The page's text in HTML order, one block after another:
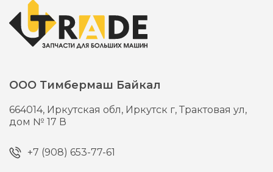
ООО Тимбермаш Байкал
664014, Иркутская обл, Иркутск г,Трактовая ул,
дом № 17 В
+7 (908) 653-77-61